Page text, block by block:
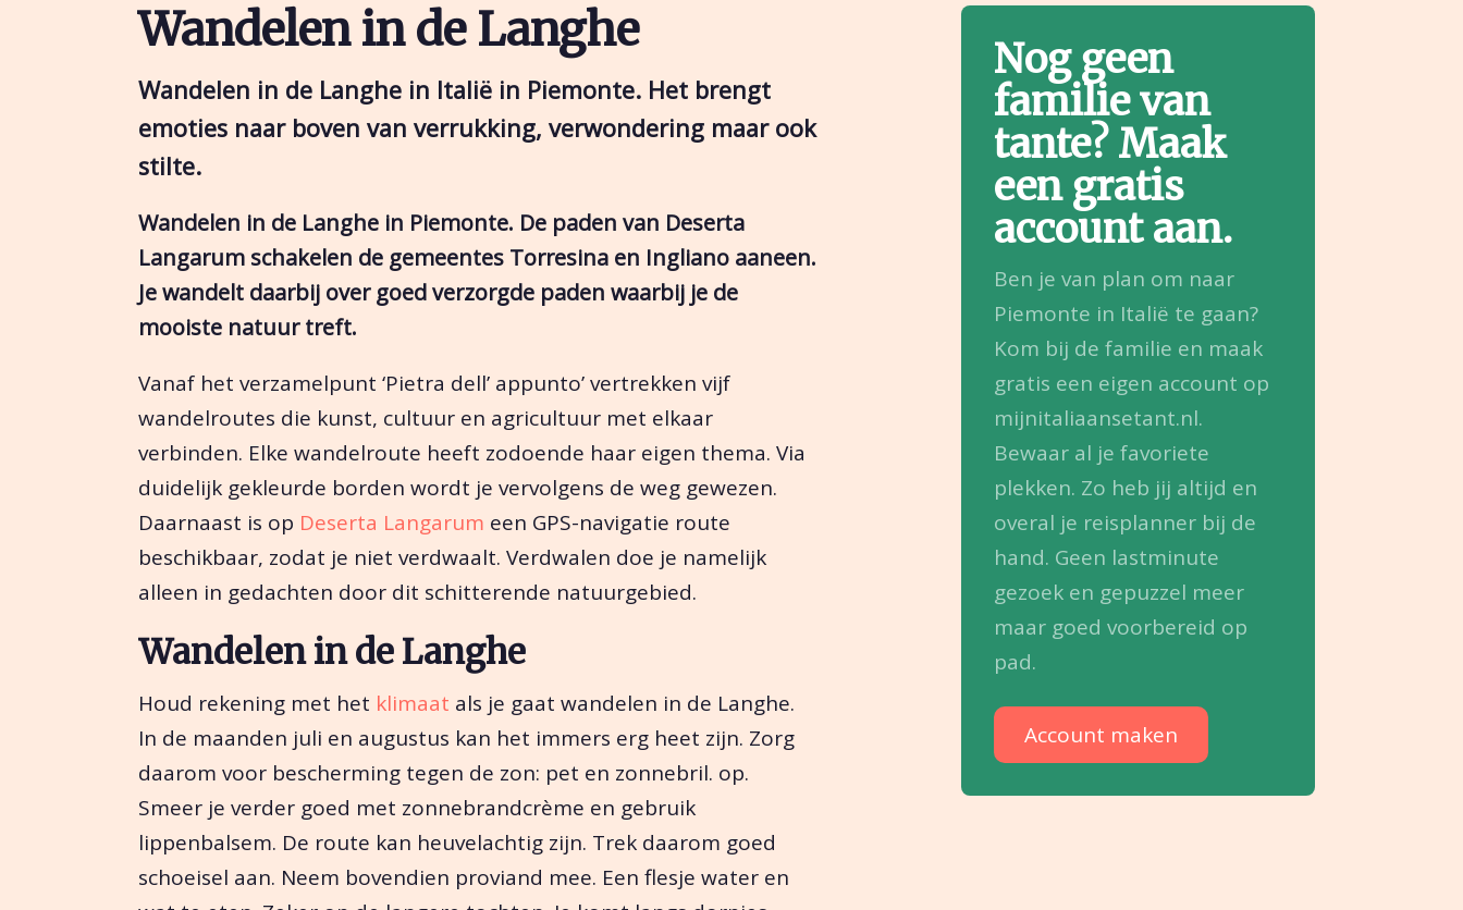
Wandelen in de Langhe
Wandelen in de Langhe in Italië in Piemonte. Het brengt
emoties naar boven van verrukking, verwondering maar ook
stilte.
Wandelen in de Langhe in Piemonte. De paden van Deserta
Langarum schakelen de gemeentes Torresina en Ingliano aaneen.
Je wandelt daarbij over goed verzorgde paden waarbij je de
mooiste natuur treft.
Vanaf het verzamelpunt ‘Pietra dell’ appunto’ vertrekken vijf
wandelroutes die kunst, cultuur en agricultuur met elkaar
verbinden. Elke wandelroute heeft zodoende haar eigen thema. Via
duidelijk gekleurde borden wordt je vervolgens de weg gewezen.
Daarnaast is op Deserta Langarum een GPS-navigatie route
beschikbaar, zodat je niet verdwaalt. Verdwalen doe je namelijk
alleen in gedachten door dit schitterende natuurgebied.
Wandelen in de Langhe
Houd rekening met het klimaat als je gaat wandelen in de Langhe.
In de maanden juli en augustus kan het immers erg heet zijn. Zorg
daarom voor bescherming tegen de zon: pet en zonnebril. op.
Smeer je verder goed met zonnebrandcrème en gebruik
lippenbalsem. De route kan heuvelachtig zijn. Trek daarom goed
schoeisel aan. Neem bovendien proviand mee. Een flesje water en
Nog geen
familie van
tante? Maak
een gratis
account aan.
Ben je van plan om naar
Piemonte in Italië te gaan?
Kom bij de familie en maak
gratis een eigen account op
mijnitaliaansetant.nl.
Bewaar al je favoriete
plekken. Zo heb jij altijd en
overal je reisplanner bij de
hand. Geen lastminute
gezoek en gepuzzel meer
maar goed voorbereid op
pad.
Account maken